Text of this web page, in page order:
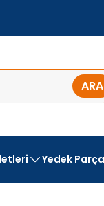
ARA
Yedek Parça